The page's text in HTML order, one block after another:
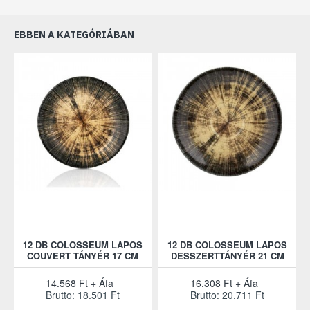
EBBEN A KATEGÓRIÁBAN
12 DB COLOSSEUM LAPOS
COUVERT TÁNYÉR 17 CM
14.568 Ft + Áfa
Brutto: 18.501 Ft
12 DB COLOSSEUM LAPOS
DESSZERTTÁNYÉR 21 CM
16.308 Ft + Áfa
Brutto: 20.711 Ft